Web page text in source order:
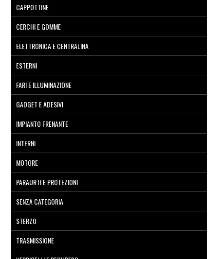
CAPPOTTINE
CERCHI E GOMME
ELETTRONICA E CENTRALINA
ESTERNI
FARI E ILLUMINAZIONE
GADGET E ADESIVI
IMPIANTO FRENANTE
INTERNI
MOTORE
PARAURTI E PROTEZIONI
SENZA CATEGORIA
STERZO
TRASMISSIONE